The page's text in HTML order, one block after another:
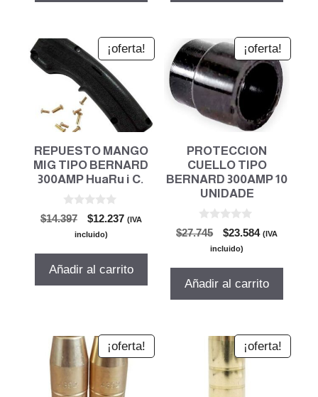
¡oferta!
REPUESTO MANGO
MIG TIPO BERNARD
300AMP HuaRu i C.
0
d
$14.397
El
precio
era:
$12.237El(IVA
incluido)
Añadir al carrito
¡oferta!
PROTECCION
CUELLO TIPO
BERNARD 300AMP 10
UNIDADE
0
d
$27.745
El
precio
era:
$23.584El(IVA
incluido)
Añadir al carrito
¡oferta! ¡oferta!